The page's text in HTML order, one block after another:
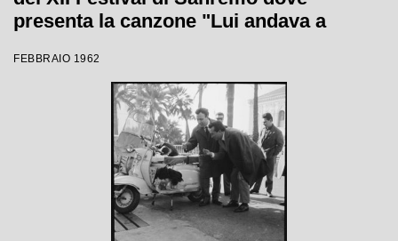
presenta la canzone "Lui andava a
FEBBRAIO 1962